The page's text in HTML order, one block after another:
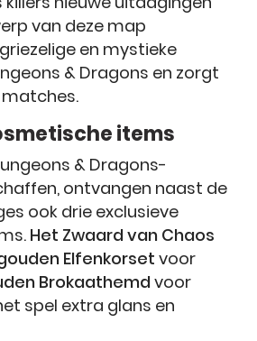
van deze map
en mystieke
& Dragons en zorgt
items
& Dragons-
ontvangen naast de
ook drie exclusieve
Het Zwaard van Chaos
Elfenkorset voor
Brokaathemdvoor
spel extra glans en